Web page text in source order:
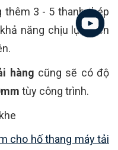
3 - 5 thanh thép
năng chịu lực, nên
hàng cũng sẽ có độ
tùy công trình.
cho hố thang máy tải